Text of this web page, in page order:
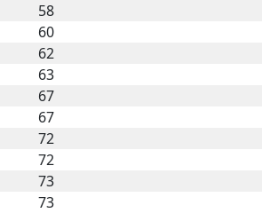
58
60
62
63
67
67
72
72
73
73